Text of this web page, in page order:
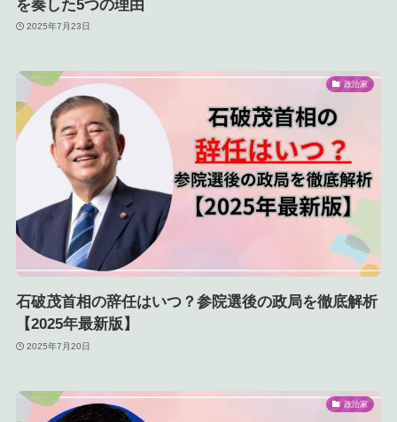
を奏した5つの理由
2025年7月23日
政治家
石破茂首相の辞任はいつ？参院選後の政局を徹底解析
【2025年最新版】
2025年7月20日
政治家